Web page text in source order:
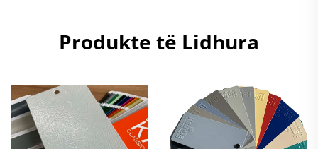
Produkte të Lidhura